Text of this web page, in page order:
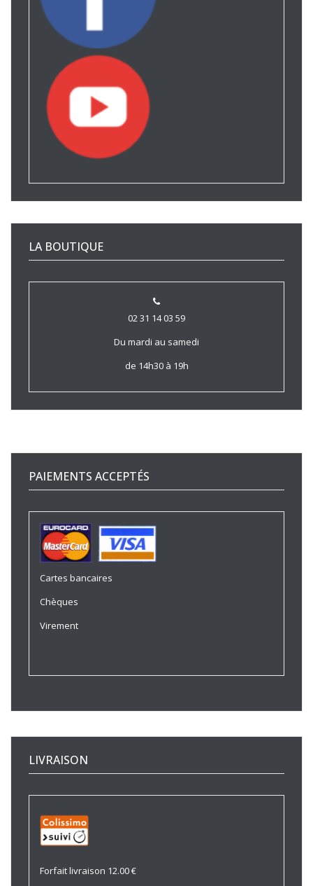
LA BOUTIQUE
02 31 14 03 59
Du mardi au samedi
de 14h30 à 19h
PAIEMENTS ACCEPTÉS
Cartes bancaires
Chèques
Virement
LIVRAISON
Forfait livraison 12.00 €